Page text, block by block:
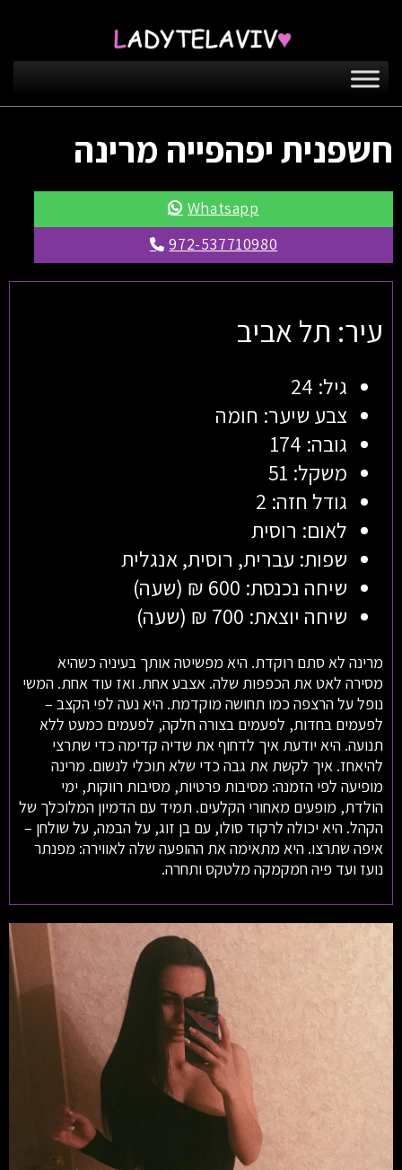
חשפנית יפהפייה מרינה
Whatsapp
972-537710980
עיר: תל אביב
גיל: 24
צבע שיער: חומה
גובה: 174
משקל: 51
גודל חזה: 2
לאום: רוסית
שפות: עברית, רוסית, אנגלית
שיחה נכנסת: 600 ₪ (שעה)
שיחה יוצאת: 700 ₪ (שעה)
מרינה לא סתם רוקדת. היא מפשיטה אותך בעיניה כשהיא
מסירה לאט את הכפפות שלה. אצבע אחת. ואז עוד אחת. המשי
נופל על הרצפה כמו תחושה מוקדמת. היא נעה לפי הקצב –
לפעמים בחדות, לפעמים בצורה חלקה, לפעמים כמעט ללא
תנועה. היא יודעת איך לדחוף את שדיה קדימה כדי שתרצי
להיאחז. איך לקשת את גבה כדי שלא תוכלי לנשום. מרינה
מופיעה לפי הזמנה: מסיבות פרטיות, מסיבות רווקות, ימי
הולדת, מופעים מאחורי הקלעים. תמיד עם הדמיון המלוכלך של
הקהל. היא יכולה לרקוד סולו, עם בן זוג, על הבמה, על שולחן –
איפה שתרצו. היא מתאימה את ההופעה שלה לאווירה: מפנתר
נועז ועד פיה חמקמקה מלטקס ותחרה.